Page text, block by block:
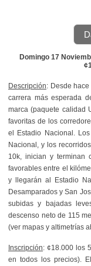
Domingo 17
Descripción: Desde
carrera más esperada
marca (paquete calidad
favoritas de los
el Estadio Nacional.
Nacional, y los
10k, inician y terminan
favorables entre el
y llegarán al Estadio
Desamparados y San
subidas y bajadas
descenso neto de 115
(ver mapas y altimetrías
Inscripción: ¢18.000 los
en todos los precios).